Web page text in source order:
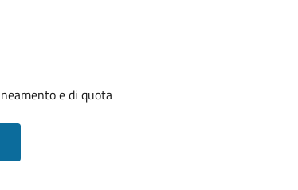
e di quota